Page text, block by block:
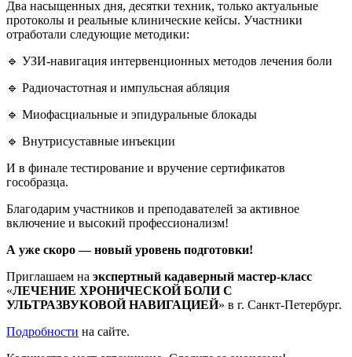
Два насыщенных дня, десятки техник, только актуальные
протоколы и реальные клинические кейсы. Участники
отработали следующие методики:
🔹 УЗИ-навигация интервенционных методов лечения боли
🔹 Радиочастотная и импульсная абляция
🔹 Миофасциальные и эпидуральные блокады
🔹 Внутрисуставные инъекции
И в финале тестирование и вручение сертификатов
гособразца.
Благодарим участников и преподавателей за активное
включение и высокий профессионализм!
А уже скоро — новый уровень подготовки!
Приглашаем на экспертный кадаверный мастер-класс
«ЛЕЧЕНИЕ ХРОНИЧЕСКОЙ БОЛИ С
УЛЬТРАЗВУКОВОЙ НАВИГАЦИЕЙ» в г. Санкт-Петербург.
Подробности на сайте.